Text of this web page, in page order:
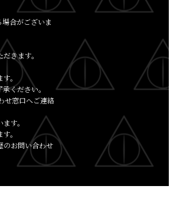
合がございま
きます。
。
ください。
せ窓口へご連絡
す。
。
のお問い合わせ